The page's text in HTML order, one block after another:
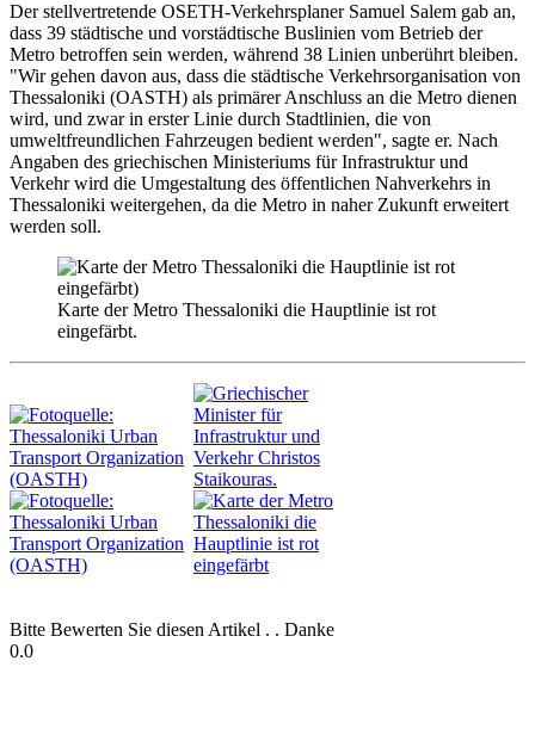
Der stellvertretende OSETH-Verkehrsplaner Samuel Salem gab an,
dass 39 städtische und vorstädtische Buslinien vom Betrieb der
Metro betroffen sein werden, während 38 Linien unberührt bleiben.
"Wir gehen davon aus, dass die städtische Verkehrsorganisation von
Thessaloniki (OASTH) als primärer Anschluss an die Metro dienen
wird, und zwar in erster Linie durch Stadtlinien, die von
umweltfreundlichen Fahrzeugen bedient werden", sagte er. Nach
Angaben des griechischen Ministeriums für Infrastruktur und
Verkehr wird die Umgestaltung des öffentlichen Nahverkehrs in
Thessaloniki weitergehen, da die Metro in naher Zukunft erweitert
werden soll.
Karte der Metro Thessaloniki die Hauptlinie ist rot
eingefärbt.
Bitte Bewerten Sie diesen Artikel . . Danke
0.0